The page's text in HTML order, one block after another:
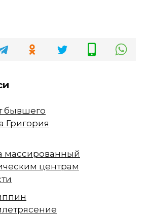
бывшего
Григория
массированный
центрам